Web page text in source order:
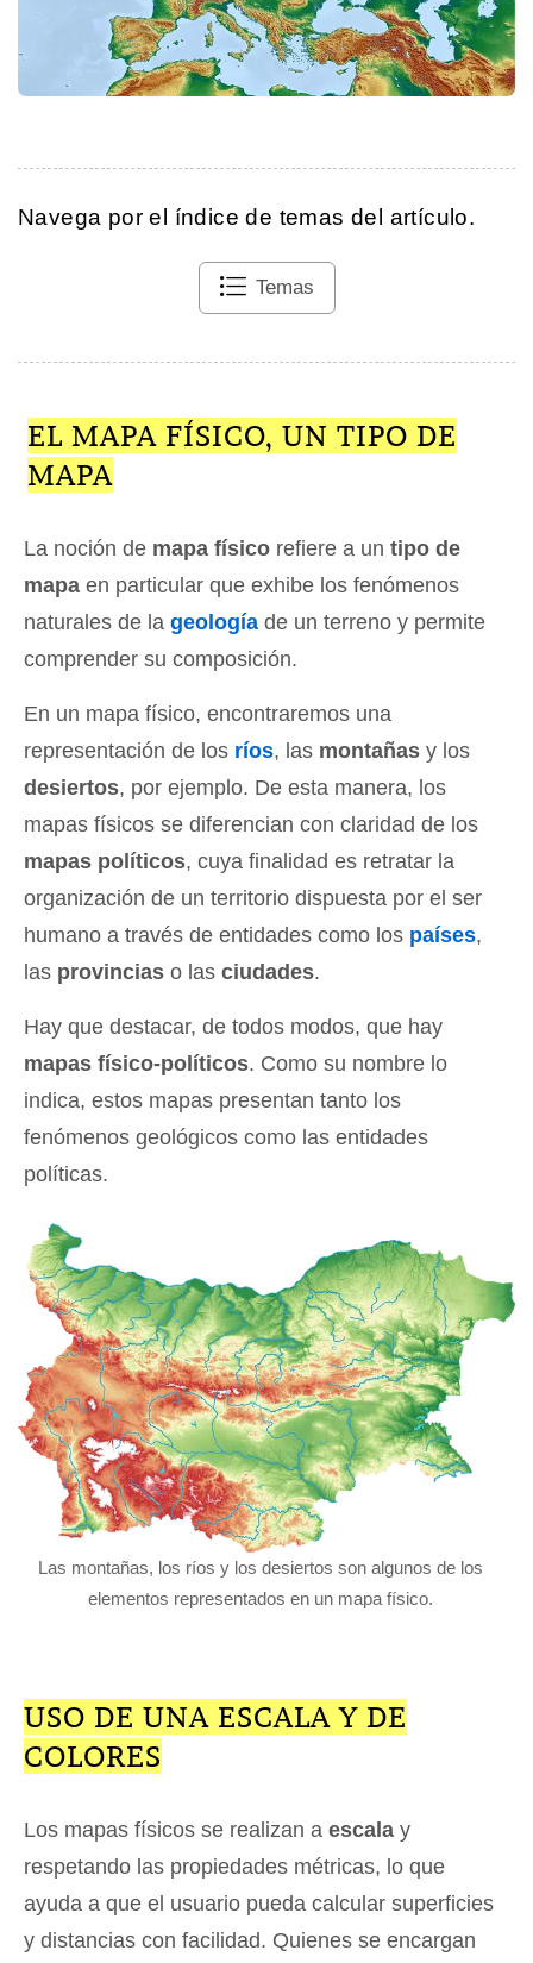
Navega por el índice de temas del artículo.
Temas
EL MAPA FÍSICO, UN TIPO DE
MAPA
La noción de mapa físico refiere a un tipo de
mapa en particular que exhibe los fenómenos
naturales de la geología de un terreno y permite
comprender su composición.
En un mapa físico, encontraremos una
representación de los ríos, las montañas y los
desiertos, por ejemplo. De esta manera, los
mapas físicos se diferencian con claridad de los
mapas políticos, cuya finalidad es retratar la
organización de un territorio dispuesta por el ser
humano a través de entidades como los países,
las provincias o las ciudades.
Hay que destacar, de todos modos, que hay
mapas físico-políticos. Como su nombre lo
indica, estos mapas presentan tanto los
fenómenos geológicos como las entidades
políticas.
Las montañas, los ríos y los desiertos son algunos de los
elementos representados en un mapa físico.
USO DE UNA ESCALA Y DE
COLORES
Los mapas físicos se realizan a escala y
respetando las propiedades métricas, lo que
ayuda a que el usuario pueda calcular superficies
y distancias con facilidad. Quienes se encargan